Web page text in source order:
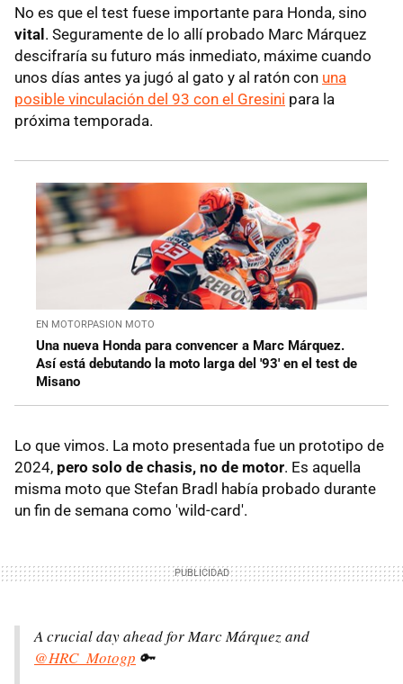
No es que el test fuese importante para Honda, sino
vital . Seguramente de lo allí probado Marc Márquez
descifraría su futuro más inmediato, máxime cuando
unos días antes ya jugó al gato y al ratón con una
posible vinculación del 93 con el Gresini para la
próxima temporada.
EN MOTORPASION MOTO
Una nueva Honda para convencer a Marc Márquez.
Así está debutando la moto larga del '93' en el test de
Misano
Lo que vimos. La moto presentada fue un prototipo de
2024, pero solo de chasis, no de motor. Es aquella
misma moto que Stefan Bradl había probado durante
un fin de semana como 'wild-card'.
A crucial day ahead for Marc Márquez and
@HRC_Motogp 🔑